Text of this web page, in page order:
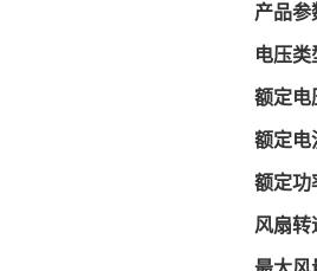
产品参
电压类
额定电
额定电
额定功
风扇转